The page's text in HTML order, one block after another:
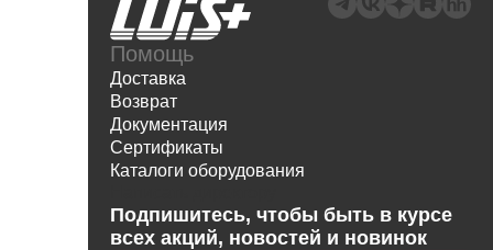
Помощь
Доставка
Возврат
Документация
Сертификаты
Каталоги оборудования
Подпишитесь, чтобы быть в курсе
всех акций, новостей и новинок